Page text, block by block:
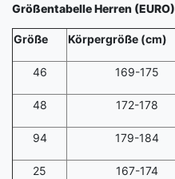
Größentabelle Herren (EURO)
Größe Körpergröße (cm)
46 169-175
48 172-178
94 179-184
25 167-174